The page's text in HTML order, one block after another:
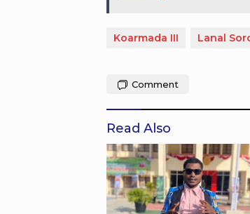
Koarmada III Lanal
Comment
Read Also